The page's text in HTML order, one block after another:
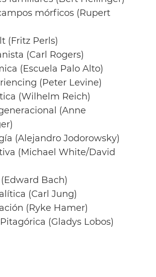
mórficos (Rupert
(Fritz Perls)
(Carl Rogers)
(Escuela Palo Alto)
(Peter Levine)
(Wilhelm Reich)
(Anne
(Alejandro Jodorowsky)
(Michael White/David
Bach)
(Carl Jung)
(Ryke Hamer)
(Gladys Lobos)